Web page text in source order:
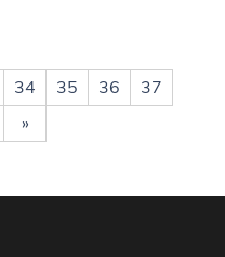
34 35 36
37
»